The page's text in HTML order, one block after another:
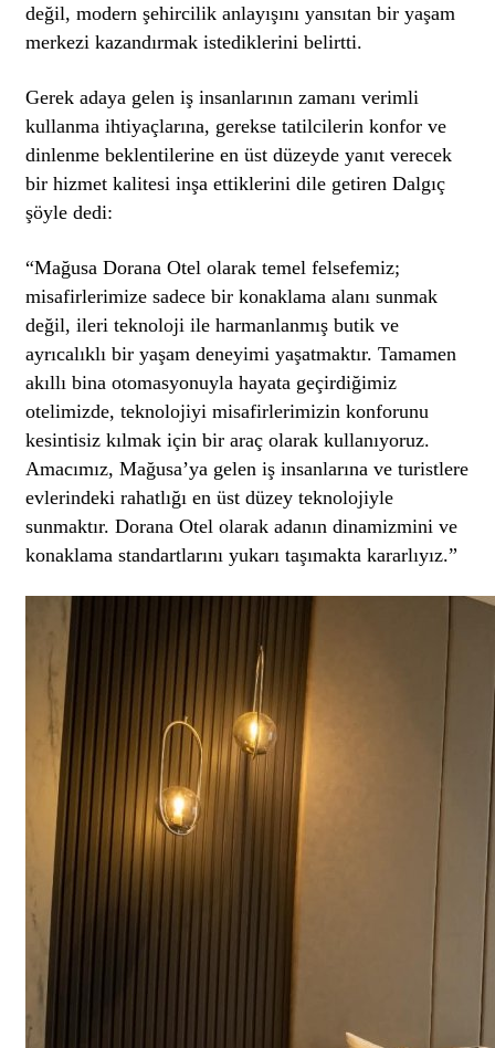
değil, modern şehircilik anlayışını yansıtan bir yaşam
merkezi kazandırmak istediklerini belirtti.
Gerek adaya gelen iş insanlarının zamanı verimli
kullanma ihtiyaçlarına, gerekse tatilcilerin konfor ve
dinlenme beklentilerine en üst düzeyde yanıt verecek
bir hizmet kalitesi inşa ettiklerini dile getiren Dalgıç
şöyle dedi:
“Mağusa Dorana Otel olarak temel felsefemiz;
misafirlerimize sadece bir konaklama alanı sunmak
değil, ileri teknoloji ile harmanlanmış butik ve
ayrıcalıklı bir yaşam deneyimi yaşatmaktır. Tamamen
akıllı bina otomasyonuyla hayata geçirdiğimiz
otelimizde, teknolojiyi misafirlerimizin konforunu
kesintisiz kılmak için bir araç olarak kullanıyoruz.
Amacımız, Mağusa’ya gelen iş insanlarına ve turistlere
evlerindeki rahatlığı en üst düzey teknolojiyle
sunmaktır. Dorana Otel olarak adanın dinamizmini ve
konaklama standartlarını yukarı taşımakta kararlıyız.”